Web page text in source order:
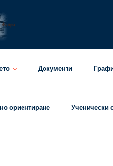
Документи
ориентиране Ученически